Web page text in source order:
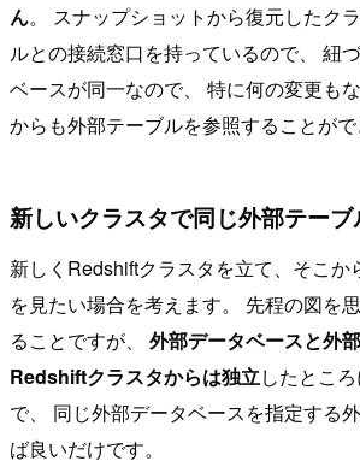
ん。 スナップショットから復元したク
ルとの接続窓口を持っているので、 紐
ベースが同一なので、 特に何の変更も
からも外部テーブルを参照することがで
新しいクラスタで同じ外部テー
新しくRedshiftクラスタを立て、そこか
を見たい場合を考えます。 先程の図を
ることですが、 外部データベースと外
Redshiftクラスタからは独立したとこ
で、 同じ外部データベースを指定する
ば良いだけです。